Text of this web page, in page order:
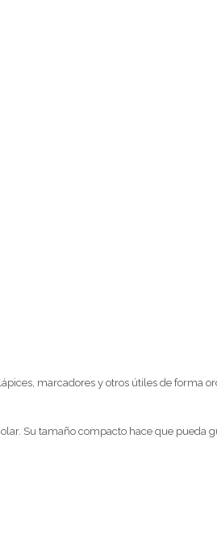
marcadores y otros útiles de forma
Su tamaño compacto hace que pueda